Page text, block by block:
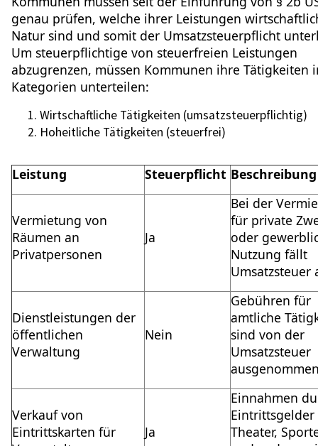
genau prüfen, welche ihrer Leistungen
Natur sind und somit der Umsatzsteuerpflicht
Um steuerpflichtige von steuerfreien Leistungen
abzugrenzen, müssen Kommunen ihre Tätigkeiten
Kategorien unterteilen:
Wirtschaftliche Tätigkeiten (umsatzsteuerpflichtig)
Hoheitliche Tätigkeiten (steuerfrei)
Leistung Steuerpflicht
Vermietung von
Räumen an
Privatpersonen
Ja
Bei der
für private
oder
Nutzung fällt
Umsatzsteuer
Dienstleistungen der
öffentlichen
Verwaltung
Nein
Gebühren für
amtliche
sind von der
Umsatzsteuer
Verkauf von
Eintrittskarten für
Ja
Einnahmen
Theater,